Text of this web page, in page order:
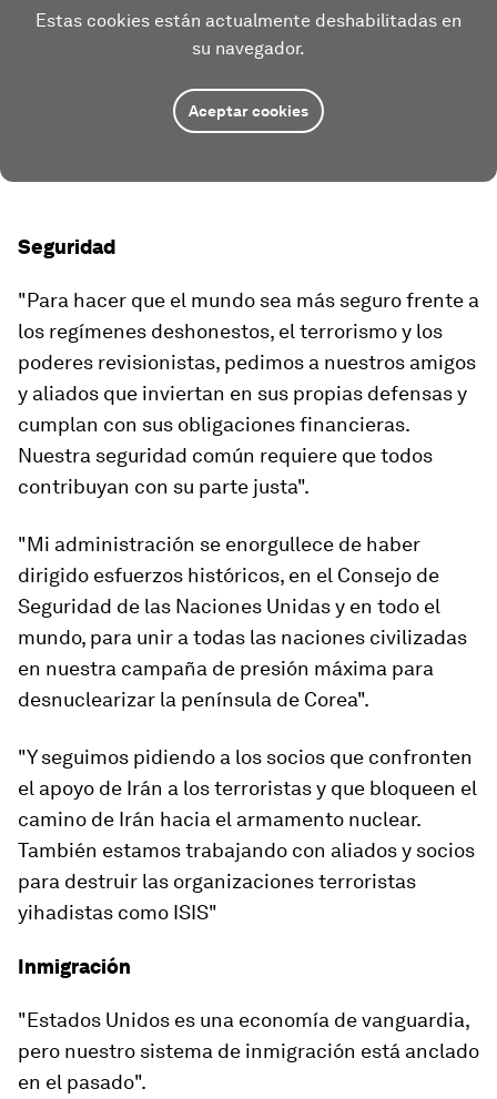
Estas cookies están actualmente deshabilitadas en
su navegador.
Aceptar cookies
Seguridad
"Para hacer que el mundo sea más seguro frente a
los regímenes deshonestos, el terrorismo y los
poderes revisionistas, pedimos a nuestros amigos
y aliados que inviertan en sus propias defensas y
cumplan con sus obligaciones financieras.
Nuestra seguridad común requiere que todos
contribuyan con su parte justa".
"Mi administración se enorgullece de haber
dirigido esfuerzos históricos, en el Consejo de
Seguridad de las Naciones Unidas y en todo el
mundo, para unir a todas las naciones civilizadas
en nuestra campaña de presión máxima para
desnuclearizar la península de Corea".
"Y seguimos pidiendo a los socios que confronten
el apoyo de Irán a los terroristas y que bloqueen el
camino de Irán hacia el armamento nuclear.
También estamos trabajando con aliados y socios
para destruir las organizaciones terroristas
yihadistas como ISIS"
Inmigración
"Estados Unidos es una economía de vanguardia,
pero nuestro sistema de inmigración está anclado
en el pasado".